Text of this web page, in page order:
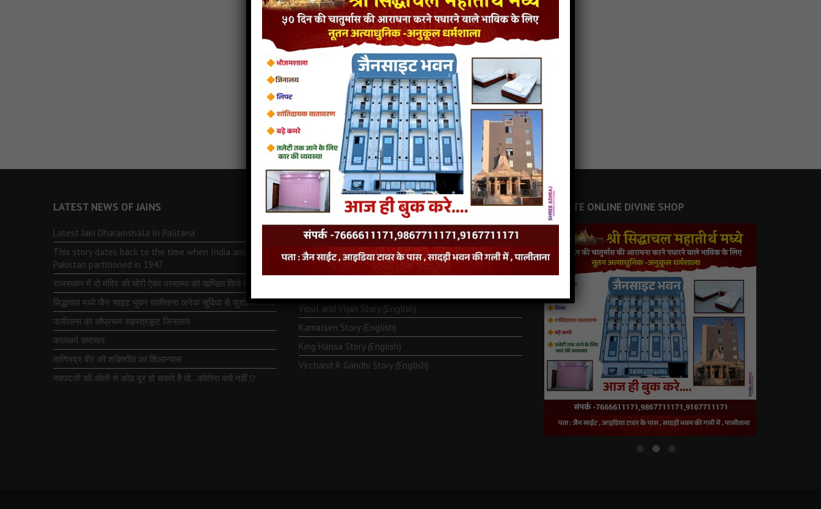
LATEST NEWS OF JAINS
Latest Jain Dharamshala In Palitana
This story dates back to the time when India and
Pakistan partitioned in 1947
राजस्थान में दो मंदिर की चोरी ऐवंम परमात्मा को खण्डित किये गये
सिद्धाचल मध्ये जैन साइट भुवन पालीताना अनेक सुविधा से सुशोभित तीर्थ.
पालीताना का सौप्रथम सहस्त्रकूट जिनालय
कालधर्म समाचार
माणिभद्र वीर की शक्तिपीठ का शिलान्यास
नवपदजी की ओली से कोढ दूर हो सकते है तो…कोरोना क्यों नहीं ⁉️
LATEST JAINISM
The Jain Monk and his Saka saviours (English)
Monk Metarya (English)
Vipul and Vijan Story (English)
Kamalsen Story (English)
King Hansa Story (English)
Virchand R Gandhi Story (English)
JAINSITE ONLINE DIVINE SHOP